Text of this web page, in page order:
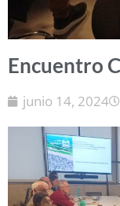
Encuentro
junio 14, 2024